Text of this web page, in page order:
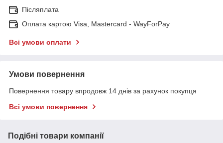
Післяплата
Оплата картою Visa, Mastercard - WayForPay
Всі умови оплати
Умови повернення
Повернення товару впродовж 14 днів за рахунок покупця
Всі умови повернення
Подібні товари компанії